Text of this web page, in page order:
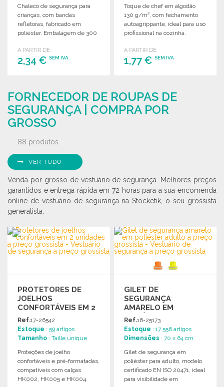
Chaleco de segurança para
crianças, com bandas
refletoras, fabricado em
poliéster. Embalagem de 300
44x33x54cm.
A PARTIR DE
2,34 € SEM IVA
Solicitar um orçamento
Toque de chef em algodão
130 g/m², com fechamento
autoagrippante, ideal para uso
profissional na cozinha.
A PARTIR DE
1,77 €SEM IVA
Solicitar um orçamento
FORNECEDOR DE ROUPAS DE
SEGURANÇA | COMPRA POR
GROSSO
88 produtos
VER TUDO
Venda por grosso de vestuário de segurança. Melhores preços
garantidos e entrega rápida em 72 horas para a sua encomenda
online de vestuário de segurança na Stocketik, o seu grossista
generalista.
PROTETORES DE
JOELHOS
CONFORTÁVEIS EM 2
UNIDADES
Ref.17-26542
Estoque : 59 artigos
Tamanho : Taille unique
Proteções de joelho
confortáveis e pré-formatadas,
compatíveis com calças
HK002, HK005 e HK004.
GILET DE
SEGURANÇA
AMARELO EM
POLIÉSTER ADULTO
Ref.16-25173
Estoque : 17 556 artigos
Dimensões : 70 x 64 cm
Gilet de segurança em
poliéster para adulto, modelo
certificado EN ISO 20471, ideal
para visibilidade em